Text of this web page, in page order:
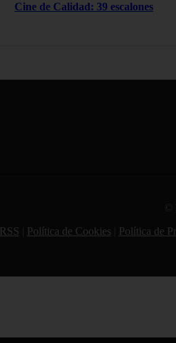
Cine de Calidad: 39 escalones
©
RSS Política de Cookies Política de